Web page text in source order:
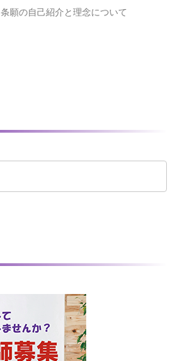
条願の自己紹介と理念について